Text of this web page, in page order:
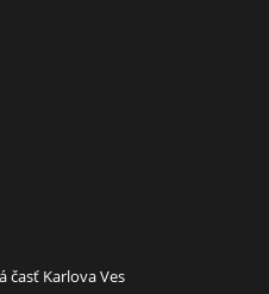
časť Karlova Ves